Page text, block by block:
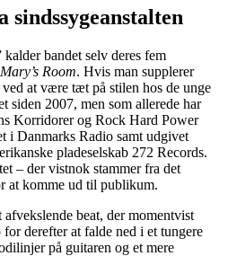
bandet selv deres fem
Mary’s Room. Hvis man supplerer
at være tæt på stilen hos de unge
siden 2007, men som allerede har
Korridorer og Rock Hard Power
i Danmarks Radio samt udgivet
pladeselskab 272 Records.
– der vistnok stammer fra det
at komme ud til publikum.
beat, der momentvist
derefter at falde ned i et tungere
på guitaren og et mere